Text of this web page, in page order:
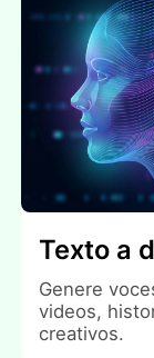
Texto a
Genere
videos,
creativos.